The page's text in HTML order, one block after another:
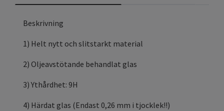
Beskrivning
1) Helt nytt och slitstarkt material
2) Oljeavstötande behandlat glas
3) Ythårdhet: 9H
4) Härdat glas (Endast 0,26 mm i tjocklek!!)